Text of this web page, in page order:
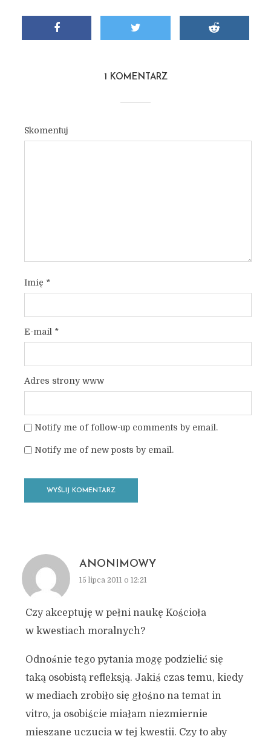
1 KOMENTARZ
Skomentuj
Imię *
E-mail *
Adres strony www
Notify me of follow-up comments by email.
Notify me of new posts by email.
ANONIMOWY
15 lipca 2011 o 12:21
Czy akceptuję w pełni naukę Kościoła
w kwestiach moralnych?
Odnośnie tego pytania mogę podzielić się
taką osobistą refleksją. Jakiś czas temu, kiedy
w mediach zrobiło się głośno na temat in
vitro, ja osobiście miałam niezmiernie
mieszane uczucia w tej kwestii. Czy to aby